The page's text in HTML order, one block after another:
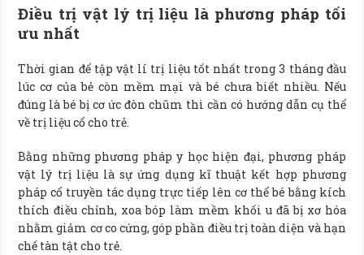
Điều trị vật lý trị liệu là phương pháp tối
ưu nhất
Thời gian để tập vật lí trị liệu tốt nhất trong 3 tháng đầu
lúc cơ của bẻ còn mềm mại và bé chưa biết nhiều. Nếu
đúng là bé bị cơ ức đòn chũm thì cần có hướng dẫn cụ thể
về trị liệu cổ cho trẻ.
Bằng những phương pháp y học hiện đại, phương pháp
vật lý trị liệu là sự ứng dụng kĩ thuật kết hợp phương
pháp cổ truyền tác dụng trực tiếp lên cơ thể bé bằng kích
thích điều chỉnh, xoa bóp làm mềm khối u đã bị xơ hóa
nhằm giảm cơ co cứng, góp phần điều trị toàn diện và hạn
chế tàn tật cho trẻ.